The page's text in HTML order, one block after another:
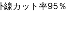
カット率95％